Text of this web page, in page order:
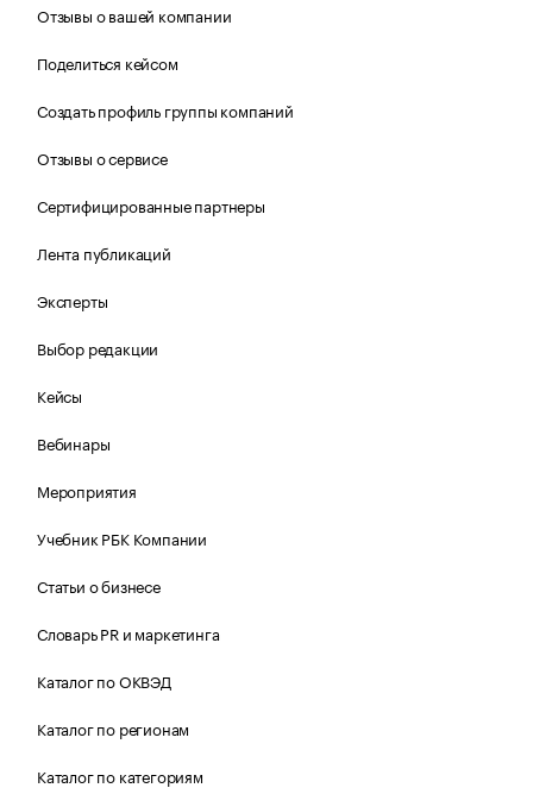
Отзывы о вашей компании
Поделиться кейсом
Создать профиль группы компаний
Отзывы о сервисе
Сертифицированные партнеры
Лента публикаций
Эксперты
Выбор редакции
Кейсы
Вебинары
Мероприятия
Учебник РБК Компании
Статьи о бизнесе
Словарь PR и маркетинга
Каталог по ОКВЭД
Каталог по регионам
Каталог по категориям